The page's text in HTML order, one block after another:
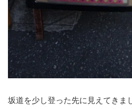
坂道を少し登った先に見えてきま